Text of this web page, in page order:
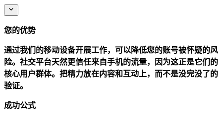
您的优势
通过我们的移动设备开展工作，可以降低您的账号被怀疑的风
险。社交平台天然更信任来自手机的流量，因为这正是它们的
核心用户群体。把精力放在内容和互动上，而不是没完没了的
验证。
成功公式